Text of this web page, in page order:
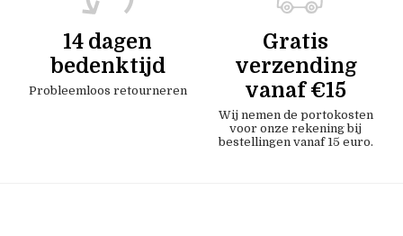
14 dagen
bedenktijd
Probleemloos retourneren
Gratis
verzending
vanaf €15
Wij nemen de portokosten
voor onze rekening bij
bestellingen vanaf 15 euro.